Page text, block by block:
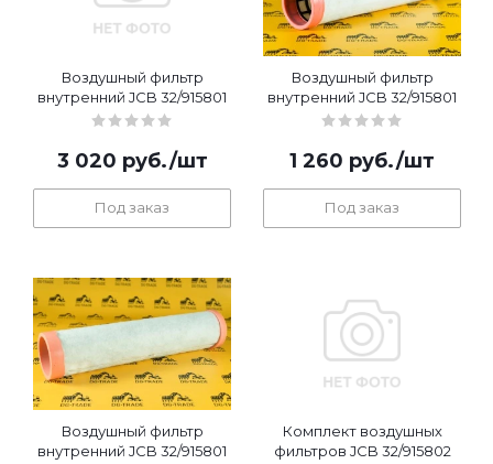
Воздушный фильтр
внутренний JCB 32/915801
3 020 руб./шт
Под заказ
Воздушный фильтр
внутренний JCB 32/915801
1 260 руб./шт
Под заказ
Воздушный фильтр
внутренний JCB 32/915801
Комплект воздушных
фильтров JCB 32/915802